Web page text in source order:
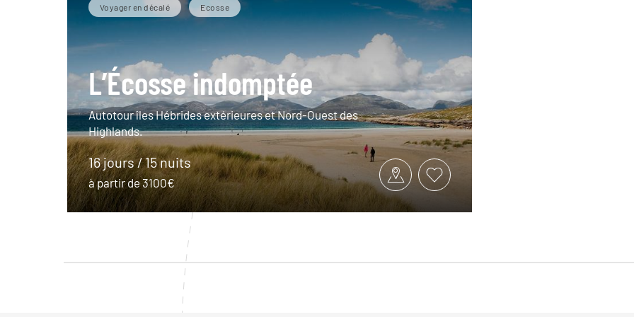
Voyager en décalé Ecosse
L’Écosse indomptée
Autotour îles Hébrides extérieures et Nord-Ouest des
Highlands.
16 jours / 15 nuits
à partir de 3100€